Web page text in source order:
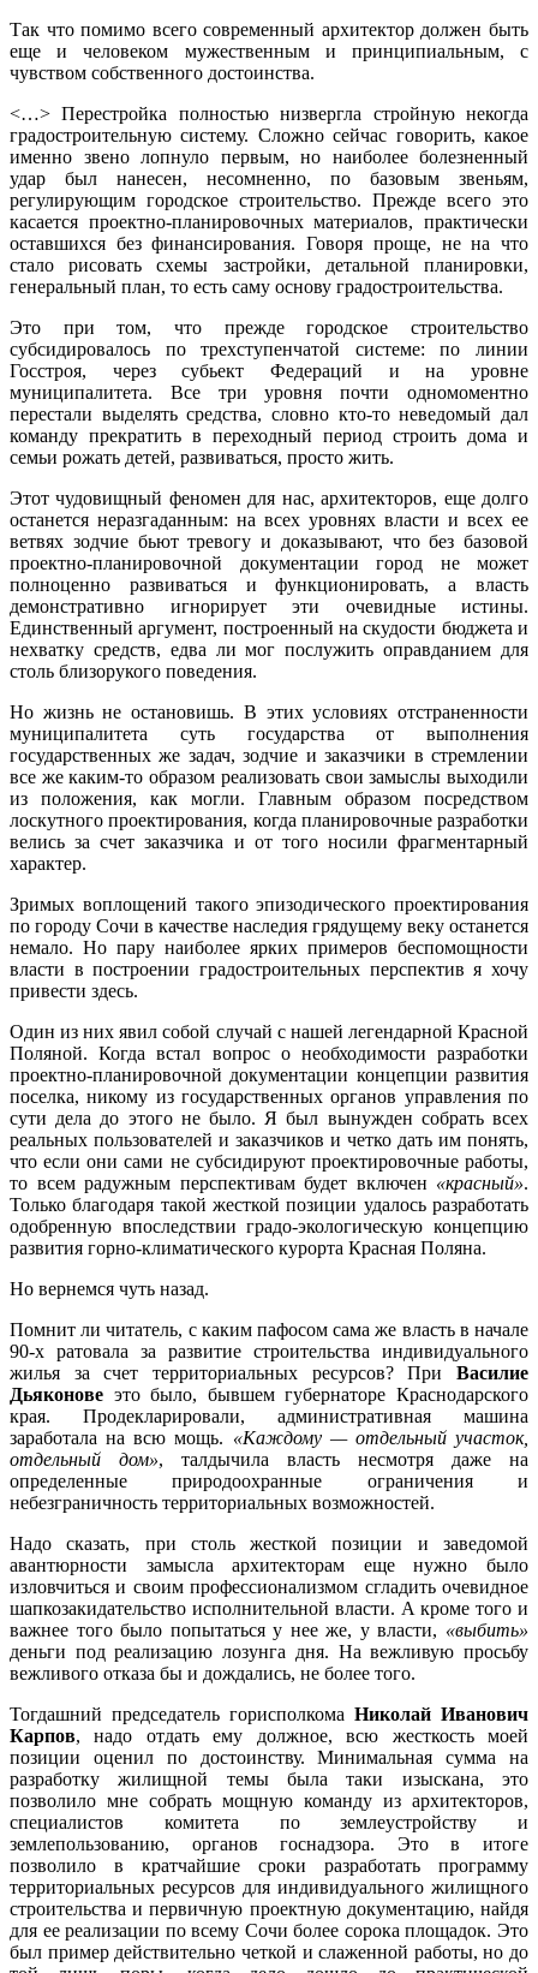
Так что помимо всего современный архитектор должен быть
еще и человеком мужественным и принципиальным, с
чувством собственного достоинства.
<…> Перестройка полностью низвергла стройную некогда
градостроительную систему. Сложно сейчас говорить, какое
именно звено лопнуло первым, но наиболее болезненный
удар был нанесен, несомненно, по базовым звеньям,
регулирующим городское строительство. Прежде всего это
касается проектно-планировочных материалов, практически
оставшихся без финансирования. Говоря проще, не на что
стало рисовать схемы застройки, детальной планировки,
генеральный план, то есть саму основу градостроительства.
Это при том, что прежде городское строительство
субсидировалось по трехступенчатой системе: по линии
Госстроя, через субьект Федераций и на уровне
муниципалитета. Все три уровня почти одномоментно
перестали выделять средства, словно кто-то неведомый дал
команду прекратить в переходный период строить дома и
семьи рожать детей, развиваться, просто жить.
Этот чудовищный феномен для нас, архитекторов, еще долго
останется неразгаданным: на всех уровнях власти и всех ее
ветвях зодчие бьют тревогу и доказывают, что без базовой
проектно-планировочной документации город не может
полноценно развиваться и функционировать, а власть
демонстративно игнорирует эти очевидные истины.
Единственный аргумент, построенный на скудости бюджета и
нехватку средств, едва ли мог послужить оправданием для
столь близорукого поведения.
Но жизнь не остановишь. В этих условиях отстраненности
муниципалитета суть государства от выполнения
государственных же задач, зодчие и заказчики в стремлении
все же каким-то образом реализовать свои замыслы выходили
из положения, как могли. Главным образом посредством
лоскутного проектирования, когда планировочные разработки
велись за счет заказчика и от того носили фрагментарный
характер.
Зримых воплощений такого эпизодического проектирования
по городу Сочи в качестве наследия грядущему веку останется
немало. Но пару наиболее ярких примеров беспомощности
власти в построении градостроительных перспектив я хочу
привести здесь.
Один из них явил собой случай с нашей легендарной Красной
Поляной. Когда встал вопрос о необходимости разработки
проектно-планировочной документации концепции развития
поселка, никому из государственных органов управления по
сути дела до этого не было. Я был вынужден собрать всех
реальных пользователей и заказчиков и четко дать им понять,
что если они сами не субсидируют проектировочные работы,
то всем радужным перспективам будет включен «красный».
Только благодаря такой жесткой позиции удалось разработать
одобренную впоследствии градо-экологическую концепцию
развития горно-климатического курорта Красная Поляна.
Но вернемся чуть назад.
Помнит ли читатель, с каким пафосом сама же власть в начале
90-х ратовала за развитие строительства индивидуального
жилья за счет территориальных ресурсов? При Василие
Дьяконове это было, бывшем губернаторе Краснодарского
края. Продекларировали, административная машина
заработала на всю мощь. «Каждому — отдельный участок,
отдельный дом», талдычила власть несмотря даже на
определенные природоохранные ограничения и
небезграничность территориальных возможностей.
Надо сказать, при столь жесткой позиции и заведомой
авантюрности замысла архитекторам еще нужно было
изловчиться и своим профессионализмом сгладить очевидное
шапкозакидательство исполнительной власти. А кроме того и
важнее того было попытаться у нее же, у власти, «выбить»
деньги под реализацию лозунга дня. На вежливую просьбу
вежливого отказа бы и дождались, не более того.
Тогдашний председатель горисполкома Николай Иванович
Карпов, надо отдать ему должное, всю жесткость моей
позиции оценил по достоинству. Минимальная сумма на
разработку жилищной темы была таки изыскана, это
позволило мне собрать мощную команду из архитекторов,
специалистов комитета по землеустройству и
землепользованию, органов госнадзора. Это в итоге
позволило в кратчайшие сроки разработать программу
территориальных ресурсов для индивидуального жилищного
строительства и первичную проектную документацию, найдя
для ее реализации по всему Сочи более сорока площадок. Это
был пример действительно четкой и слаженной работы, но до